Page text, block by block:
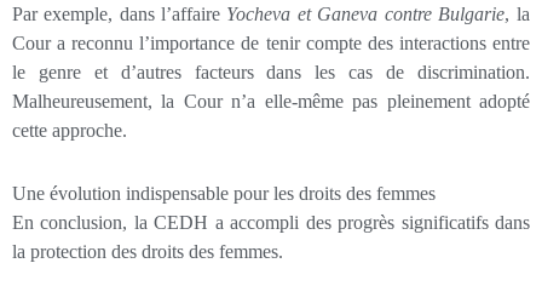
Par exemple, dans l’affaire Yocheva et Ganeva contre Bulgarie, la
Cour a reconnu l’importance de tenir compte des interactions entre
le genre et d’autres facteurs dans les cas de discrimination.
Malheureusement, la Cour n’a elle-même pas pleinement adopté
cette approche.
Une évolution indispensable pour les droits des femmes
En conclusion, la CEDH a accompli des progrès significatifs dans
la protection des droits des femmes.